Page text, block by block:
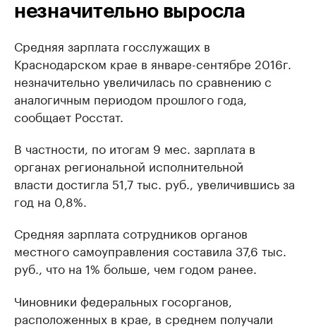
незначительно выросла
Средняя зарплата госслужащих в
Краснодарском крае в январе-сентябре 2016г.
незначительно увеличилась по сравнению с
аналогичным периодом прошлого года,
сообщает Росстат.
В частности, по итогам 9 мес. зарплата в
органах региональной исполнительной
власти достигла 51,7 тыс. руб., увеличившись за
год на 0,8%.
Средняя зарплата сотрудников органов
местного самоуправления составила 37,6 тыс.
руб., что на 1% больше, чем годом ранее.
Чиновники федеральных госорганов,
расположенных в крае, в среднем получали